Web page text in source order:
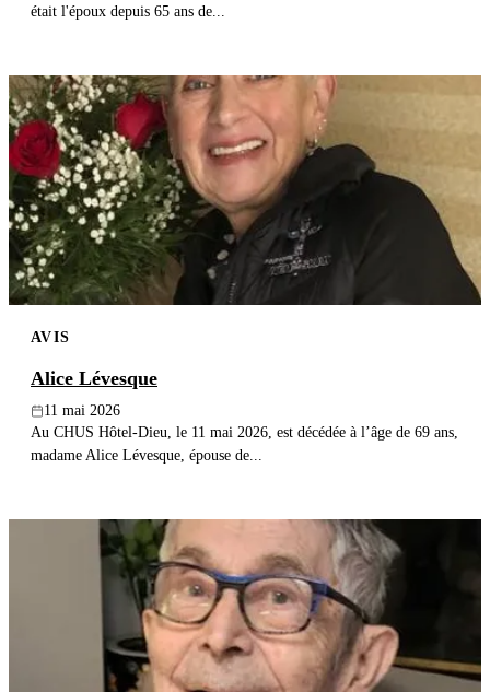
était l'époux depuis 65 ans de...
AVIS
Alice Lévesque
11 mai 2026
Au CHUS Hôtel-Dieu, le 11 mai 2026, est décédée à l’âge de 69 ans,
madame Alice Lévesque, épouse de...